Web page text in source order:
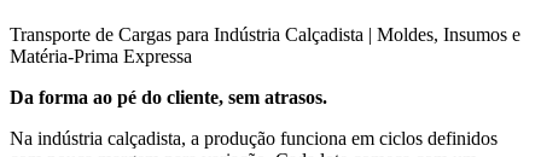
Transporte de Cargas para Indústria Calçadista | Moldes, Insumos e
Matéria-Prima Expressa
Da forma ao pé do cliente, sem atrasos.
Na indústria calçadista, a produção funciona em ciclos definidos